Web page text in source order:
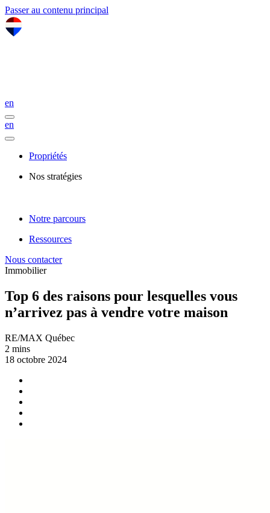
Passer au contenu principal
en
en
Propriétés
Nos stratégies
Notre parcours
Ressources
Nous contacter
Immobilier
Top 6 des raisons pour lesquelles vous
n’arrivez pas à vendre votre maison
RE/MAX Québec
2 mins
18 octobre 2024